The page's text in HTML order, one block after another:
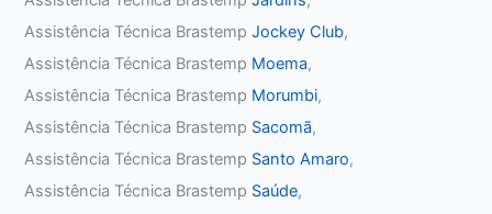
Assistência Técnica BrastempJockey Club,
Assistência Técnica Brastemp Moema,
Assistência Técnica Brastemp Morumbi,
Assistência Técnica Brastemp Sacomã,
Assistência Técnica Brastemp Santo Amaro,
Assistência Técnica Brastemp Saúde,